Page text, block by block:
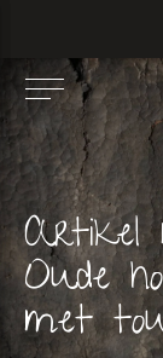
Artikel
Oude
met